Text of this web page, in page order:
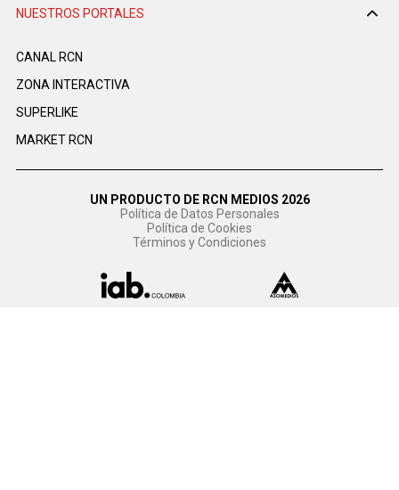
NUESTROS PORTALES
CANAL RCN
ZONA INTERACTIVA
SUPERLIKE
MARKET RCN
UN PRODUCTO DE RCN MEDIOS 2026
Política de Datos Personales
Política de Cookies
Términos y Condiciones